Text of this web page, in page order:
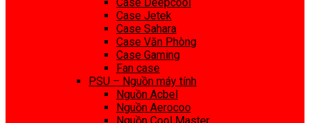
Case Jetek
Case Sahara
Case Văn Phòng
Case Gaming
Fan case
PSU – Nguồn máy tính
Nguồn Acbel
Nguồn Aerocoo